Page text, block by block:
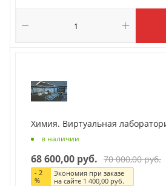
Химия. Виртуальная
в наличии
68 600,00 руб. 70 000,00 руб.
- 2
%
Экономия при заказе
на сайте 1 400,00 руб.